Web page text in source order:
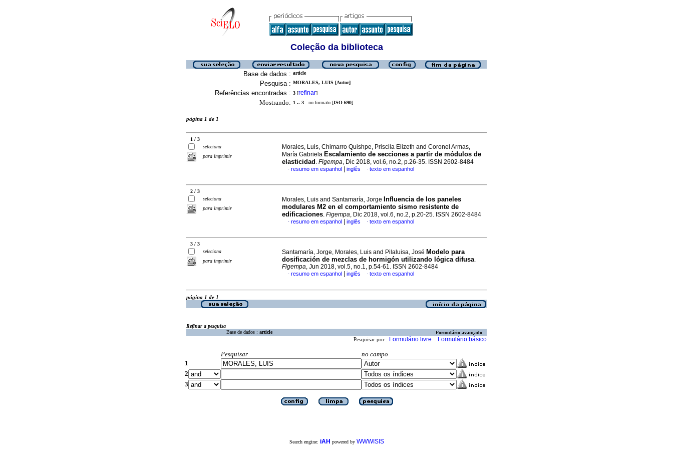
Coleção da biblioteca
Base de dados : article
Pesquisa : MORALES, LUIS [Autor]
Referências encontradas : 3 [refinar]
Mostrando: 1 .. 3 no formato [ISO 690]
página 1 de 1
1 / 3
seleciona
para imprimir
Morales, Luis, Chimarro Quishpe, Priscila Elizeth and Coronel Armas,
María Gabriela Escalamiento de secciones a partir de módulos de
elasticidad . Figempa, Dic 2018, vol.6, no.2, p.26-35. ISSN 2602-8484
· resumo em espanhol inglês · texto em espanhol
2 / 3
seleciona
para imprimir
Morales, Luis and Santamaría, Jorge Influencia de los paneles
modulares M2 en el comportamiento sismo resistente de
edificaciones. Figempa, Dic 2018, vol.6, no.2, p.20-25. ISSN 2602-8484
· resumo em espanhol inglês · texto em espanhol
3 / 3
seleciona
para imprimir
Santamaría, Jorge, Morales, Luis and Pilaluisa, José Modelo para
dosificación de mezclas de hormigón utilizando lógica difusa.
Figempa, Jun 2018, vol.5, no.1, p.54-61. ISSN 2602-8484
· resumo em espanhol inglês · texto em espanhol
página 1 de 1
Refinar a pesquisa
Base de dados : article Formulário avançado
Pesquisar por : Formulário livre Formulário básico
Pesquisar
no campo
1
2
3
Search engine: iAH powered by WWWISIS